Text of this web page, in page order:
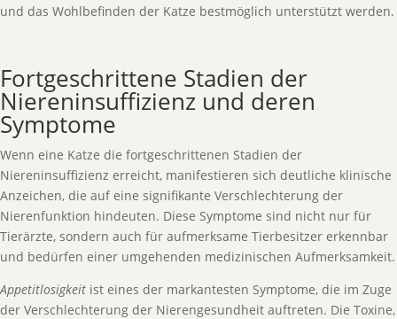
und das Wohlbefinden der Katze bestmöglich unterstützt werden.
Fortgeschrittene Stadien der
Niereninsuffizienz und deren
Symptome
Wenn eine Katze die fortgeschrittenen Stadien der
Niereninsuffizienz erreicht, manifestieren sich deutliche klinische
Anzeichen, die auf eine signifikante Verschlechterung der
Nierenfunktion hindeuten. Diese Symptome sind nicht nur für
Tierärzte, sondern auch für aufmerksame Tierbesitzer erkennbar
und bedürfen einer umgehenden medizinischen Aufmerksamkeit.
Appetitlosigkeit ist eines der markantesten Symptome, die im Zuge
der Verschlechterung der Nierengesundheit auftreten. Die Toxine,